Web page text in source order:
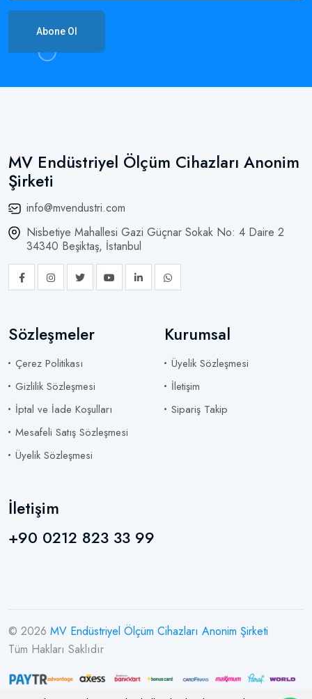
Abone Ol
MV Endüstriyel Ölçüm Cihazları Anonim
Şirketi
info@mvendustri.com
Nisbetiye Mahallesi Gazi Güçnar Sokak No: 4 Daire 2
34340 Beşiktaş, İstanbul
Sözleşmeler
Çerez Politikası
Gizlilik Sözleşmesi
İptal ve İade Koşulları
Mesafeli Satış Sözleşmesi
Üyelik Sözleşmesi
Kurumsal
Üyelik Sözleşmesi
İletişim
Sipariş Takip
İletişim
+90 0212 823 33 99
© 2026 MV Endüstriyel Ölçüm Cihazları Anonim Şirketi
Tüm Hakları Saklıdır